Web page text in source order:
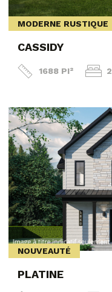
MODERNE RUSTIQUE
CASSIDY
1688 PI² 2
NOUVEAUTÉ
PLATINE